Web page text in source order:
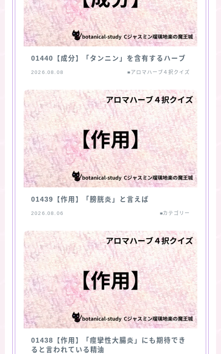
01440【成分】「タンニン」を含有するハーブ
2026.08.08 ■アロマハーブ４択クイズ
01439【作用】「膀胱炎」と言えば
2026.08.06 ■カテゴリー
01438【作用】「痙攣性大腸炎」にも期待でき
ると言われている精油